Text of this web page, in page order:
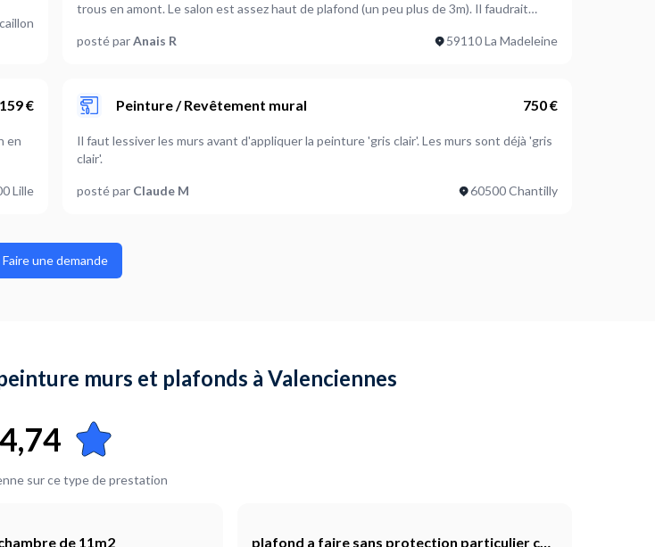
trous en amont. Le salon est assez haut de plafond (un peu plus de 3m). Il faudrait
mais la pièce sera bien vide pour le temps des travaux.
posté parAnais R 59110 La Madeleine
159 €
en
Lille
Peinture / Revêtement mural 750 €
Il faut lessiver les murs avant d'appliquer la peinture 'gris clair'. Les murs sont déjà 'gris
clair'.
posté par Claude M 60500 Chantilly
Faire une demande
murs et plafonds à Valenciennes
4,74
sur ce type de prestation
de 11m2 plafond a faire sans protection particulier car